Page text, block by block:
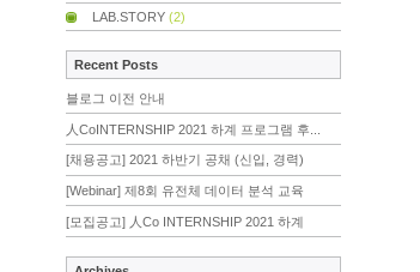
LAB.STORY (2)
Recent Posts
블로그 이전 안내
人CoINTERNSHIP 2021 하계 프로그램 후...
[채용공고] 2021 하반기 공채 (신입, 경력)
[Webinar] 제8회 유전체 데이터 분석 교육
[모집공고] 人Co INTERNSHIP 2021 하계